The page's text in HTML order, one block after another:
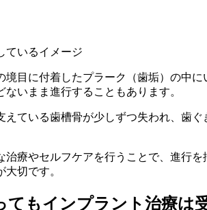
境目に付着したプラーク（歯垢）の中
いまま進行することもあります。
えている歯槽骨が少しずつ失われ、歯
治療やセルフケアを行うことで、進行
切です。
てもインプラント治療は